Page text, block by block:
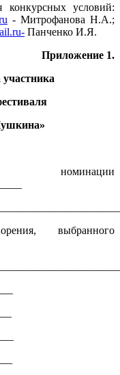
конкурсных условий:
- Митрофанова Н.А.;
Панченко И.Я.
Приложение 1.
номинации
выбранного